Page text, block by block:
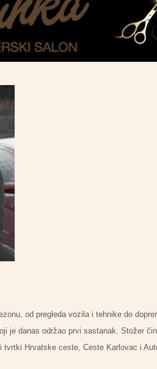
od pregleda vozila i tehnike do
je danas održao prvi sastanak. Stožer
Hrvatske ceste, Ceste Karlovac i